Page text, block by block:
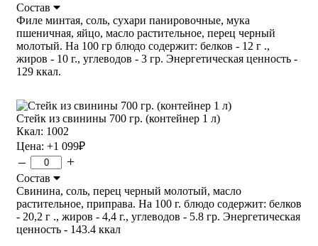
Состав
Филе минтая, соль, сухари панировочные, мука
пшеничная, яйцо, масло растительное, перец черный
молотый. На 100 гр блюдо содержит: белков - 12 г .,
жиров - 10 г., углеводов - 3 гр. Энергетическая ценность -
129 ккал.
Стейк из свинины 700 гр. (контейнер 1 л)
Ккал: 1002
Цена: +1 099₽
– +
Состав
Свинина, соль, перец черный молотый, масло
растительное, приправа. На 100 г. блюдо содержит: белков
- 20,2 г ., жиров - 4,4 г., углеводов - 5.8 гр. Энергетическая
ценность - 143.4 ккал